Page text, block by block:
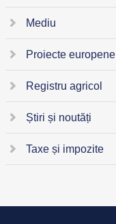
Mediu
Proiecte europene
Registru agricol
Știri și noutăți
Taxe și impozite